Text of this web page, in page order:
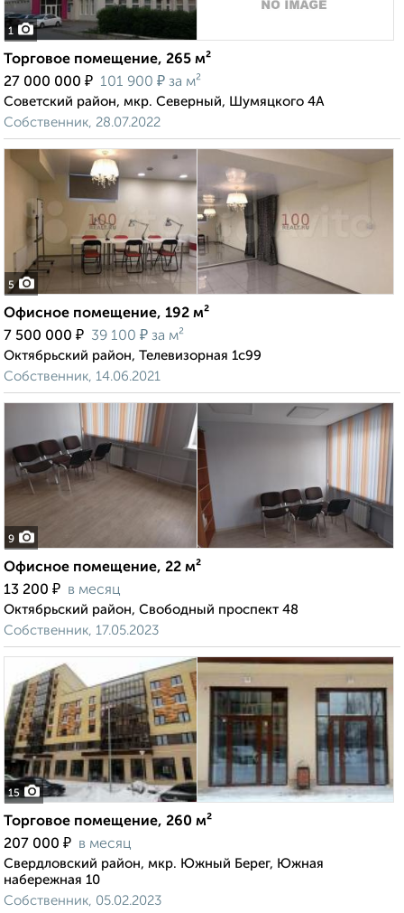
1
Торговое помещение, 265 м²
27 000 000 ₽ 101 900 ₽ за м²
Советский район, мкр. Северный, Шумяцкого 4А
Собственник, 28.07.2022
5
Офисное помещение, 192 м²
7 500 000 ₽ 39 100 ₽ за м²
Октябрьский район, Телевизорная 1с99
Собственник, 14.06.2021
9
Офисное помещение, 22 м²
13 200 ₽ в месяц
Октябрьский район, Свободный проспект 48
Собственник, 17.05.2023
15
Торговое помещение, 260 м²
207 000 ₽ в месяц
Свердловский район, мкр. Южный Берег, Южная
набережная 10
Собственник, 05.02.2023